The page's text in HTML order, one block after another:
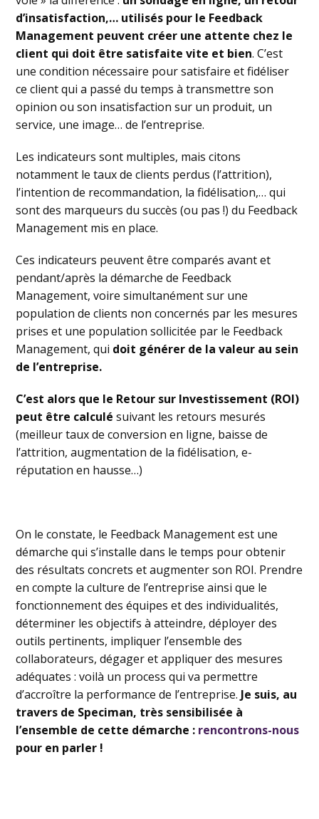
d’insatisfaction,… utilisés pour le Feedback
Management peuvent créer une attente chez le
client qui doit être satisfaite vite et bien. C’est
une condition nécessaire pour satisfaire et fidéliser
ce client qui a passé du temps à transmettre son
opinion ou son insatisfaction sur un produit, un
service, une image… de l’entreprise.
Les indicateurs sont multiples, mais citons
notamment le taux de clients perdus (l’attrition),
l’intention de recommandation, la fidélisation,… qui
sont des marqueurs du succès (ou pas !) du Feedback
Management mis en place.
Ces indicateurs peuvent être comparés avant et
pendant/après la démarche de Feedback
Management, voire simultanément sur une
population de clients non concernés par les mesures
prises et une population sollicitée par le Feedback
Management, qui doit générer de la valeur au sein
de l’entreprise.
C’est alors que le Retour sur Investissement (ROI)
peut être calculé suivant les retours mesurés
(meilleur taux de conversion en ligne, baisse de
l’attrition, augmentation de la fidélisation, e-
réputation en hausse…)
On le constate, le Feedback Management est une
démarche qui s’installe dans le temps pour obtenir
des résultats concrets et augmenter son ROI. Prendre
en compte la culture de l’entreprise ainsi que le
fonctionnement des équipes et des individualités,
déterminer les objectifs à atteindre, déployer des
outils pertinents, impliquer l’ensemble des
collaborateurs, dégager et appliquer des mesures
adéquates : voilà un process qui va permettre
d’accroître la performance de l’entreprise. Je suis, au
travers de Speciman, très sensibilisée à
l’ensemble de cette démarche : rencontrons-nous
pour en parler !